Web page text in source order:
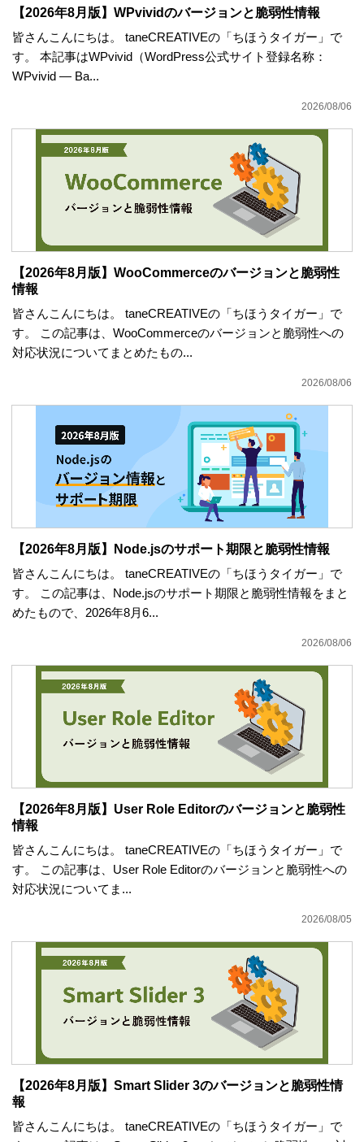
【2026年8月版】WPvividのバージョンと脆弱性情報
皆さんこんにちは。 taneCREATIVEの「ちほうタイガー」で
す。 本記事はWPvivid（WordPress公式サイト登録名称：
WPvivid — Ba...
2026/08/06
【2026年8月版】WooCommerceのバージョンと脆弱性
情報
皆さんこんにちは。 taneCREATIVEの「ちほうタイガー」で
す。 この記事は、WooCommerceのバージョンと脆弱性への
対応状況についてまとめたもの...
2026/08/06
【2026年8月版】Node.jsのサポート期限と脆弱性情報
皆さんこんにちは。 taneCREATIVEの「ちほうタイガー」で
す。 この記事は、Node.jsのサポート期限と脆弱性情報をまと
めたもので、2026年8月6...
2026/08/06
【2026年8月版】User Role Editorのバージョンと脆弱性
情報
皆さんこんにちは。 taneCREATIVEの「ちほうタイガー」で
す。 この記事は、User Role Editorのバージョンと脆弱性への
対応状況についてま...
2026/08/05
【2026年8月版】Smart Slider 3のバージョンと脆弱性情
報
皆さんこんにちは。 taneCREATIVEの「ちほうタイガー」で